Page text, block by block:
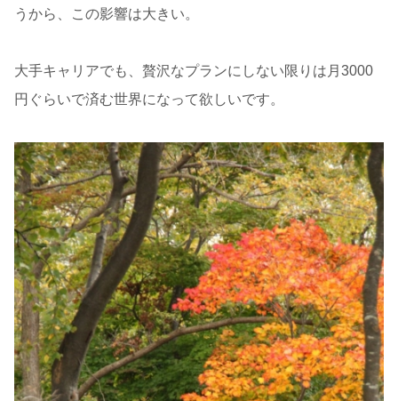
うから、この影響は大きい。
大手キャリアでも、贅沢なプランにしない限りは月3000
円ぐらいで済む世界になって欲しいです。